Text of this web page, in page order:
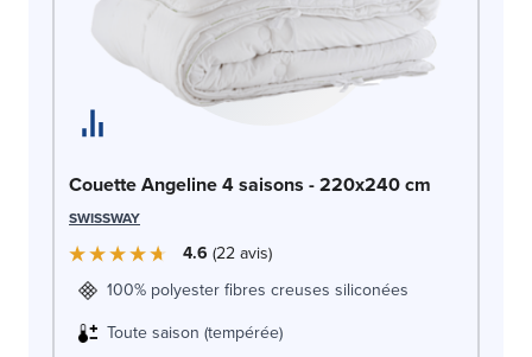
Couette Angeline 4 saisons - 220x240 cm
SWISSWAY
4.6 22avis
100% polyester fibres creuses siliconées
Toute saison (tempérée)